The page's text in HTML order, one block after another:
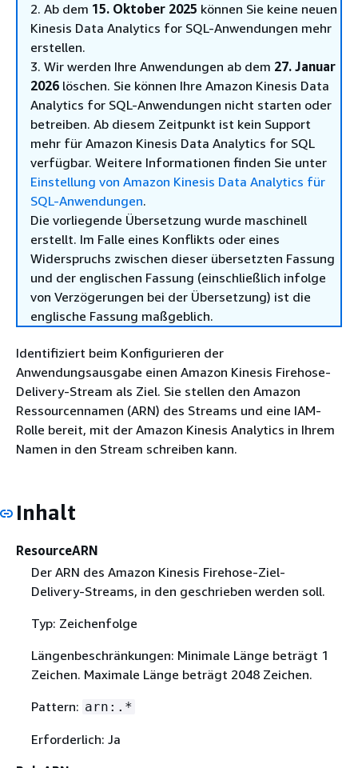
2. Ab dem 15. Oktober 2025 können Sie keine neuen
Kinesis Data Analytics for SQL-Anwendungen mehr
erstellen.
3. Wir werden Ihre Anwendungen ab dem 27. Januar
2026 löschen. Sie können Ihre Amazon Kinesis Data
Analytics for SQL-Anwendungen nicht starten oder
betreiben. Ab diesem Zeitpunkt ist kein Support
mehr für Amazon Kinesis Data Analytics for SQL
verfügbar. Weitere Informationen finden Sie unter
Einstellung von Amazon Kinesis Data Analytics für
SQL-Anwendungen.
Die vorliegende Übersetzung wurde maschinell
erstellt. Im Falle eines Konflikts oder eines
Widerspruchs zwischen dieser übersetzten Fassung
und der englischen Fassung (einschließlich infolge
von Verzögerungen bei der Übersetzung) ist die
englische Fassung maßgeblich.
Identifiziert beim Konfigurieren der
Anwendungsausgabe einen Amazon Kinesis Firehose-
Delivery-Stream als Ziel. Sie stellen den Amazon
Ressourcennamen (ARN) des Streams und eine IAM-
Rolle bereit, mit der Amazon Kinesis Analytics in Ihrem
Namen in den Stream schreiben kann.
Inhalt
ResourceARN
Der ARN des Amazon Kinesis Firehose-Ziel-
Delivery-Streams, in den geschrieben werden soll.
Typ: Zeichenfolge
Längenbeschränkungen: Minimale Länge beträgt 1
Zeichen. Maximale Länge beträgt 2048 Zeichen.
Pattern: arn:.*
Erforderlich: Ja